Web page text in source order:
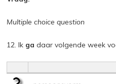
Multiple choice question
12. Ik ga daar volgende week